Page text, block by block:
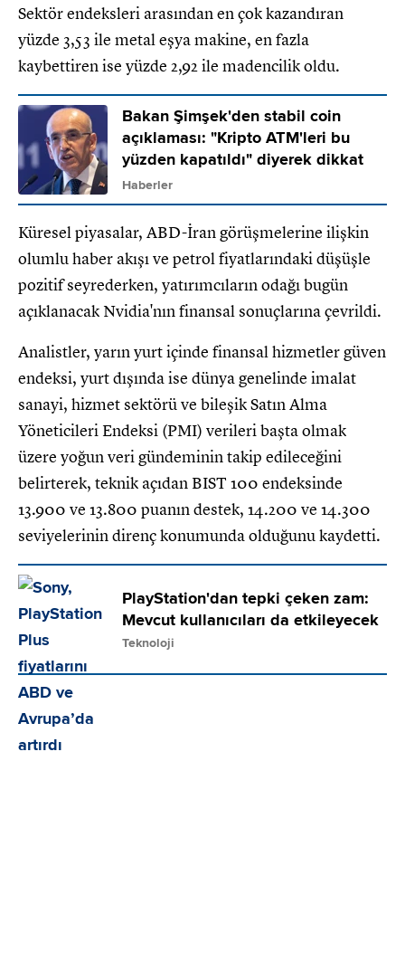
Sektör endeksleri arasından en çok kazandıran
yüzde 3,53 ile metal eşya makine, en fazla
kaybettiren ise yüzde 2,92 ile madencilik oldu.
Bakan Şimşek'den stabil coin
açıklaması: "Kripto ATM'leri bu
yüzden kapatıldı" diyerek dikkat
çekti
Haberler
Küresel piyasalar, ABD-İran görüşmelerine ilişkin
olumlu haber akışı ve petrol fiyatlarındaki düşüşle
pozitif seyrederken, yatırımcıların odağı bugün
açıklanacak Nvidia'nın finansal sonuçlarına çevrildi.
Analistler, yarın yurt içinde finansal hizmetler güven
endeksi, yurt dışında ise dünya genelinde imalat
sanayi, hizmet sektörü ve bileşik Satın Alma
Yöneticileri Endeksi (PMI) verileri başta olmak
üzere yoğun veri gündeminin takip edileceğini
belirterek, teknik açıdan BIST 100 endeksinde
13.900 ve 13.800 puanın destek, 14.200 ve 14.300
seviyelerinin direnç konumunda olduğunu kaydetti.
PlayStation'dan tepki çeken zam:
Mevcut kullanıcıları da etkileyecek
Teknoloji